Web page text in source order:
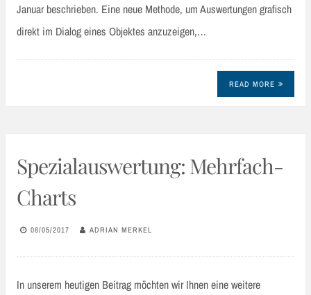
Januar beschrieben. Eine neue Methode, um Auswertungen grafisch
direkt im Dialog eines Objektes anzuzeigen,…
READ MORE
Spezialauswertung: Mehrfach-
Charts
08/05/2017 ADRIAN MERKEL
In unserem heutigen Beitrag möchten wir Ihnen eine weitere